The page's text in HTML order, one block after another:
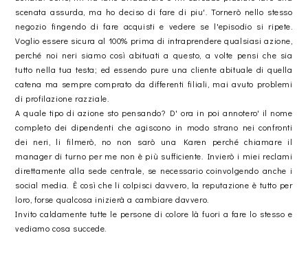
scenata assurda, ma ho deciso di fare di piu'. Tornerò nello stesso
negozio fingendo di fare acquisti e vedere se l'episodio si ripete.
Voglio essere sicura al 100% prima di intraprendere qualsiasi azione,
perché noi neri siamo così abituati a questo, a volte pensi che sia
tutto nella tua testa; ed essendo pure una cliente abituale di quella
catena ma sempre comprato da differenti filiali, mai avuto problemi
di profilazione razziale.
A quale tipo di azione sto pensando? D' ora in poi annotero' il nome
completo dei dipendenti che agiscono in modo strano nei confronti
dei neri, li filmerò, no non sarò una Karen perché chiamare il
manager di turno per me non è più sufficiente. Invierò i miei reclami
direttamente alla sede centrale, se necessario coinvolgendo anche i
social media. È così che li colpisci davvero, la reputazione è tutto per
loro, forse qualcosa inizierà a cambiare davvero.
Invito caldamente tutte le persone di colore là fuori a fare lo stesso e
vediamo cosa succede.